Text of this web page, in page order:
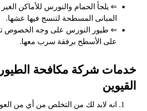
⇐ يلجأ الحمام والنورس للأماكن
المبانى المسطحة لتنسج فيها عشها.
⇐ طيور النورس على وجه الخصوص
على الأسطح برفقة سرب معها.
خدمات شركة مكافحة
القيوين
انه لابد لك من التخلص من أي من